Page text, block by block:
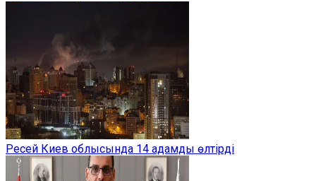
Ресей Киев облысында 14 адамды өлтірді